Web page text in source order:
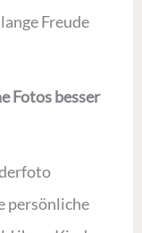
Freude
Fotos besser
persönliche